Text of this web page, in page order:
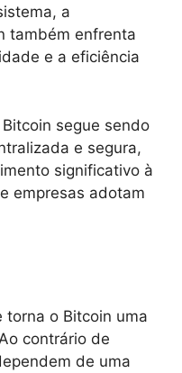
a
também enfrenta
e a eficiência
segue sendo
e segura,
significativo à
empresas adotam
torna o Bitcoin uma
contrário de
de uma